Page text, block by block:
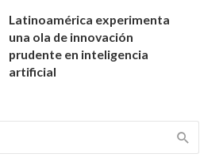
Latinoamérica experimenta
una ola de innovación
prudente en inteligencia
artificial